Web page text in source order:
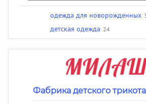
одежда для новорожденных
детская одежда 24
Фабрика детского